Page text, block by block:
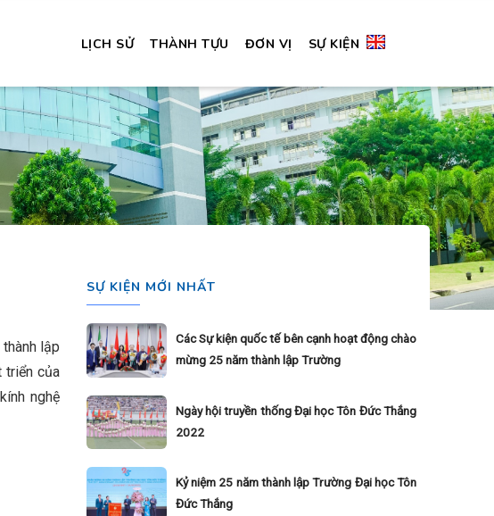
LỊCH SỬ THÀNH TỰU ĐƠN VỊ SỰ KIỆN
lập
triển của
nghệ
SỰ KIỆN MỚI NHẤT
Các Sự kiện quốc tế bên cạnh hoạt động chào
mừng 25 năm thành lập Trường
Ngày hội truyền thống Đại học Tôn Đức Thắng
2022
Kỷ niệm 25 năm thành lập Trường Đại học Tôn
Đức Thắng